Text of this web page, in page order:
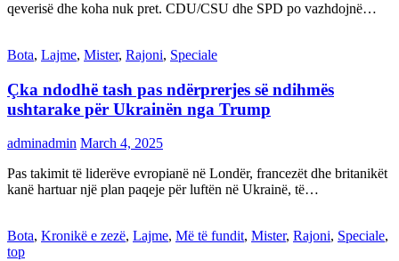
qeverisë dhe koha nuk pret. CDU/CSU dhe SPD po vazhdojnë…
Bota, Lajme, Mister, Rajoni, Speciale
Çka ndodhë tash pas ndërprerjes së ndihmës
ushtarake për Ukrainën nga Trump
adminadmin March 4, 2025
Pas takimit të liderëve evropianë në Londër, francezët dhe britanikët
kanë hartuar një plan paqeje për luftën në Ukrainë, të…
Bota, Kronikë e zezë, Lajme, Më të fundit, Mister, Rajoni, Speciale,
top